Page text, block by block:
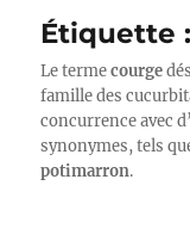
Étiquette
Le termecourge
famille des
concurrence avec
synonymes, tels
potimarron.